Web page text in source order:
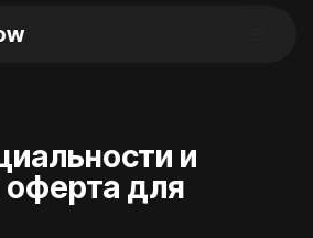
и
оферта для